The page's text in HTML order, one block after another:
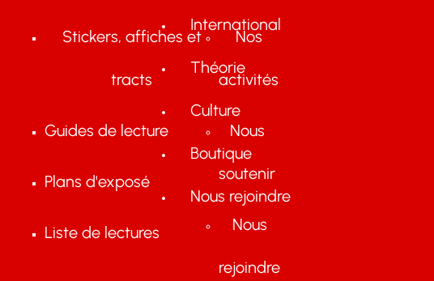
Stickers, affiches et
tracts
Guides de lecture
Plans d'exposé
Liste de lectures
Nos
activités
Nous
soutenir
Nous
rejoindre
International
Théorie
Culture
Boutique
Nous rejoindre